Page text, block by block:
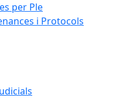
per Ple
i Protocols